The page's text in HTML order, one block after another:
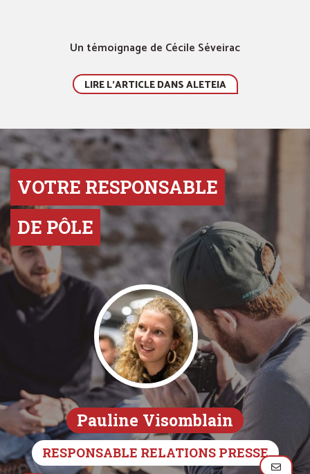
Un témoignage de Cécile Séveirac
LIRE L'ARTICLE DANS ALETEIA
VOTRE RESPONSABLE
DE PÔLE
Pauline Visomblain
RESPONSABLE RELATIONS PRESSE